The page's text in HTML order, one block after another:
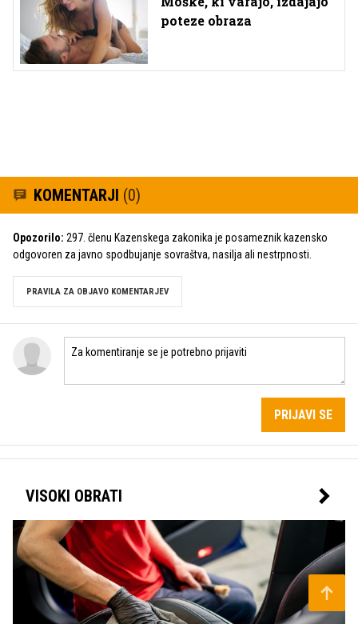
poteze obraza
KOMENTARJI (0)
Opozorilo: 297. členu Kazenskega zakonika je posameznik kazensko
odgovoren za javno spodbujanje sovraštva, nasilja ali nestrpnosti.
PRAVILA ZA OBJAVO KOMENTARJEV
PRIJAVI SE
VISOKI OBRATI